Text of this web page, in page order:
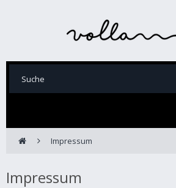
Impressum
Impressum